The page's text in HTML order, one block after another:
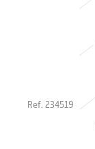
Ref. 234519